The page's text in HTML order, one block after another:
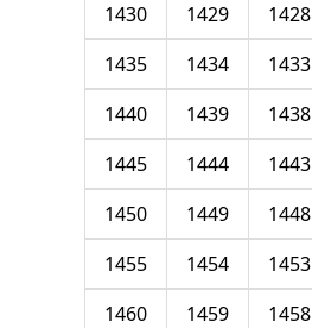
1428
1429
1430
1433
1434
1435
1438
1439
1440
1443
1444
1445
1448
1449
1450
1453
1454
1455
1458
1459
1460